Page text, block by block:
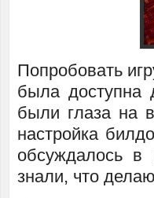
Попробовать
была доступна
были глаза на
настройка
обсуждалось
знали, что